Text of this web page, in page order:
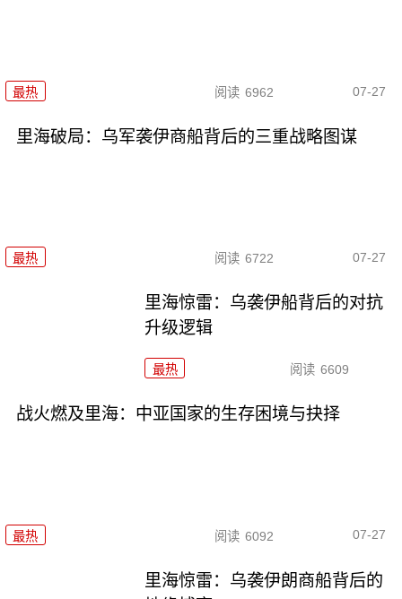
最热 阅读 6962 07-27
里海破局：乌军袭伊商船背后的三重战略图谋
最热 阅读 6722 07-27
里海惊雷：乌袭伊船背后的对抗
升级逻辑
最热 阅读 6609
战火燃及里海：中亚国家的生存困境与抉择
最热 阅读 6092 07-27
里海惊雷：乌袭伊朗商船背后的